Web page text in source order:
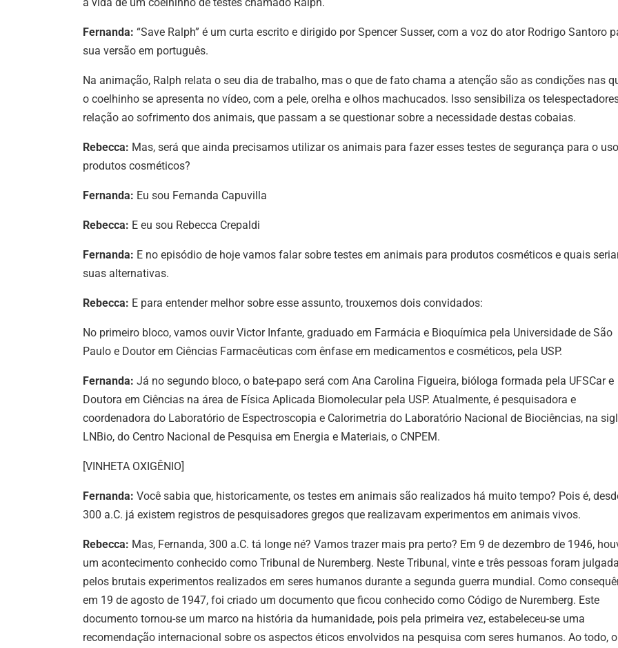
Fernanda: “Save Ralph” é um curta escrito e dirigido por Spencer Susser, com a voz do ator Rodrigo Santoro
sua versão em português.
Na animação, Ralph relata o seu dia de trabalho, mas o que de fato chama a atenção são as condições nas
o coelhinho se apresenta no vídeo, com a pele, orelha e olhos machucados. Isso sensibiliza os
relação ao sofrimento dos animais, que passam a se questionar sobre a necessidade destas cobaias.
Rebecca: Mas, será que ainda precisamos utilizar os animais para fazer esses testes de segurança para o
produtos cosméticos?
Fernanda: Eu sou Fernanda Capuvilla
Rebecca: E eu sou Rebecca Crepaldi
Fernanda: E no episódio de hoje vamos falar sobre testes em animais para produtos cosméticos e quais
suas alternativas.
Rebecca: E para entender melhor sobre esse assunto, trouxemos dois convidados:
No primeiro bloco, vamos ouvir Victor Infante, graduado em Farmácia e Bioquímica pela Universidade de São
Paulo e Doutor em Ciências Farmacêuticas com ênfase em medicamentos e cosméticos, pela USP.
Fernanda: Já no segundo bloco, o bate-papo será com Ana Carolina Figueira, bióloga formada pela UFSCar e
Doutora em Ciências na área de Física Aplicada Biomolecular pela USP. Atualmente, é pesquisadora e
coordenadora do Laboratório de Espectroscopia e Calorimetria do Laboratório Nacional de Biociências, na
LNBio, do Centro Nacional de Pesquisa em Energia e Materiais, o CNPEM.
[VINHETA OXIGÊNIO]
Fernanda: Você sabia que, historicamente, os testes em animais são realizados há muito tempo? Pois é,
300 a.C. já existem registros de pesquisadores gregos que realizavam experimentos em animais vivos.
Rebecca: Mas, Fernanda, 300 a.C. tá longe né? Vamos trazer mais pra perto? Em 9 de dezembro de 1946,
um acontecimento conhecido como Tribunal de Nuremberg. Neste Tribunal, vinte e três pessoas foram
pelos brutais experimentos realizados em seres humanos durante a segunda guerra mundial. Como
em 19 de agosto de 1947, foi criado um documento que ficou conhecido como Código de Nuremberg. Este
documento tornou-se um marco na história da humanidade, pois pela primeira vez, estabeleceu-se uma
recomendação internacional sobre os aspectos éticos envolvidos na pesquisa com seres humanos. Ao todo, o